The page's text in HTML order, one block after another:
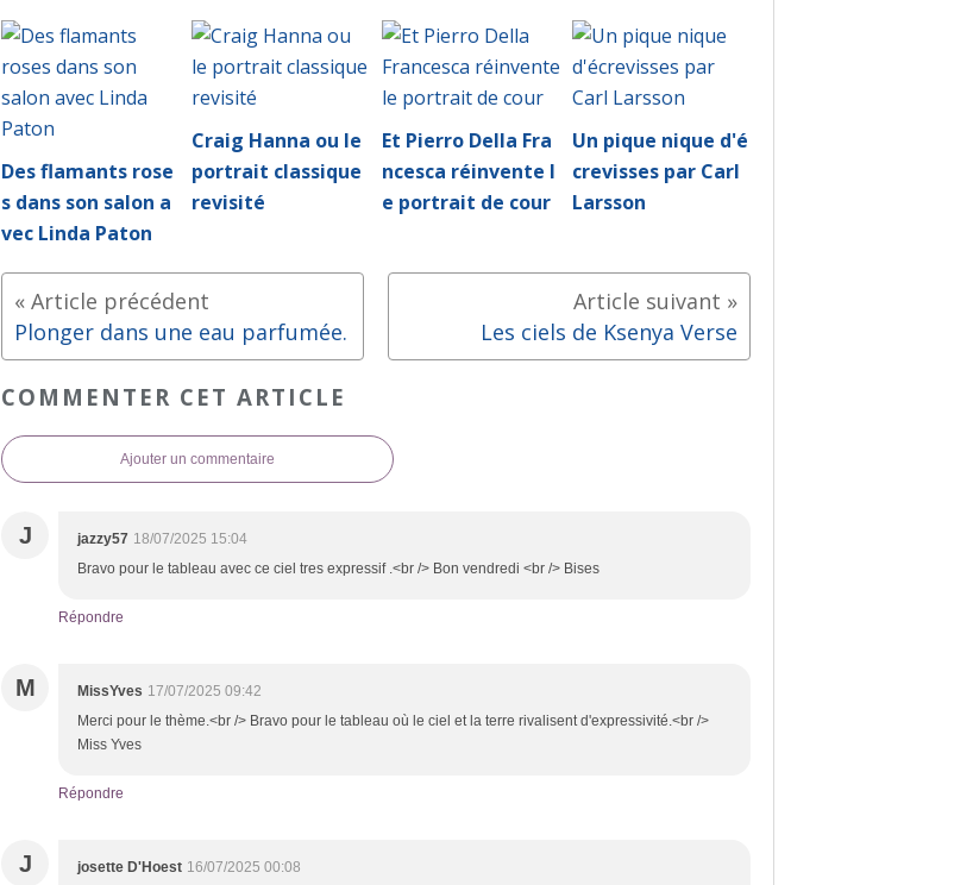
Des flamants rose
s dans son salon a
vec Linda Paton
Craig Hanna ou le
portrait classique
revisité
Et Pierro Della Fra
ncesca réinvente l
e portrait de cour
Un pique nique d'é
crevisses par Carl
Larsson
Plonger dans une eau parfumée. Les ciels de Ksenya Verse
COMMENTER CET ARTICLE
Ajouter un commentaire
J jazzy57 18/07/2025 15:04
Bravo pour le tableau avec ce ciel tres expressif .<br /> Bon vendredi <br /> Bises
Répondre
M MissYves 17/07/2025 09:42
Merci pour le thème.<br /> Bravo pour le tableau où le ciel et la terre rivalisent d'expressivité.<br />
Miss Yves
Répondre
J josette D'Hoest 16/07/2025 00:08